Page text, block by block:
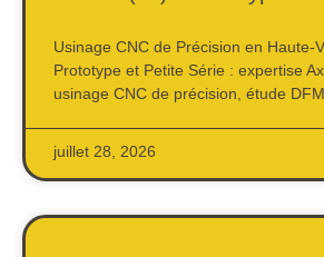
Usinage CNC de Précision en Haute-
Prototype et Petite Série : expertise
usinage CNC de précision, étude
juillet 28, 2026